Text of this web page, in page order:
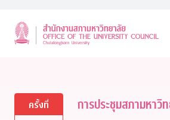
content
ครั้งที่ การประชุมสภามหาวิ